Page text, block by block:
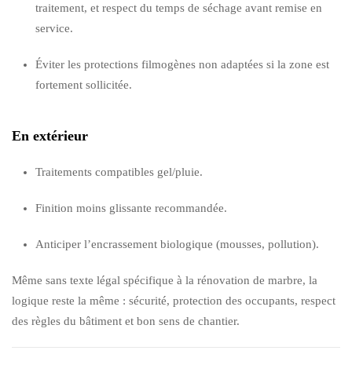
traitement, et respect du temps de séchage avant remise en
service.
Éviter les protections filmogènes non adaptées si la zone est
fortement sollicitée.
En extérieur
Traitements compatibles gel/pluie.
Finition moins glissante recommandée.
Anticiper l’encrassement biologique (mousses, pollution).
Même sans texte légal spécifique à la rénovation de marbre, la
logique reste la même : sécurité, protection des occupants, respect
des règles du bâtiment et bon sens de chantier.